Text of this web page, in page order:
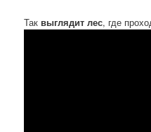
Так выглядит лес, где